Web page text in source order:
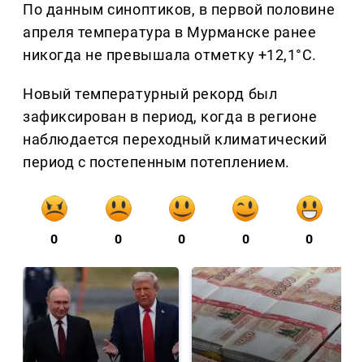
По данным синоптиков, в первой половине
апреля температура в Мурманске ранее
никогда не превышала отметку +12,1°C.
Новый температурный рекорд был
зафиксирован в период, когда в регионе
наблюдается переходный климатический
период с постепенным потеплением.
0 0 0 0 0